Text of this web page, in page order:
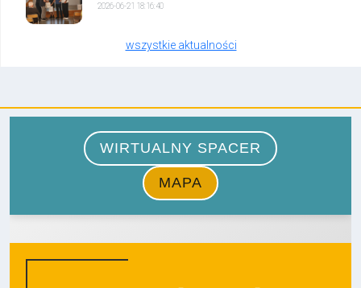
2026-06-21 18:16:40
wszystkie aktualności